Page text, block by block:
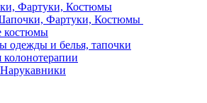
Фартуки, Костюмы
Фартуки, Костюмы
костюмы
одежды и белья, тапочки
колонотерапии